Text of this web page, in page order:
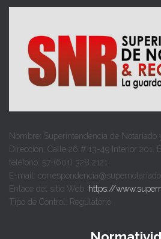
Nombre: Superintendencia de Notariado
Dirección: Calle 26 # 13-49 Interior 201,
teléfono: 57+(601) 328 2121
E-mail:
Enlace del sitio Web: https://
Tipo de Control: Regulatorio